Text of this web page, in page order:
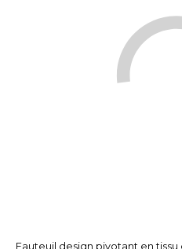
Fauteuil design pivotant en